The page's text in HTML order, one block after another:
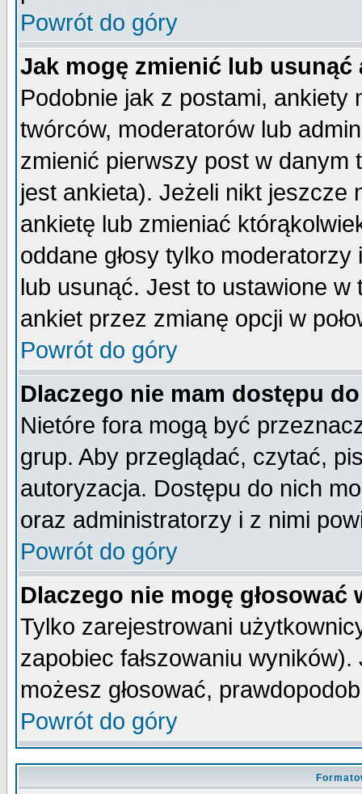
Powrót do góry
Jak mogę zmienić lub usunąć
Podobnie jak z postami,
twórców, moderatorów lub
zmienić pierwszy post w
jest ankieta). Jeżeli nikt jeszcze
ankietę lub zmieniać
oddane głosy tylko
lub usunąć. Jest to ustawione w
ankiet przez zmianę opcji w
Powrót do góry
Dlaczego nie mam dostępu
Nietóre fora mogą być
grup. Aby przeglądać, czytać,
autoryzacja. Dostępu do nich
oraz administratorzy i z nimi
Powrót do góry
Dlaczego nie mogę głosować
Tylko zarejestrowani
zapobiec fałszowaniu
możesz głosować,
Powrót do góry